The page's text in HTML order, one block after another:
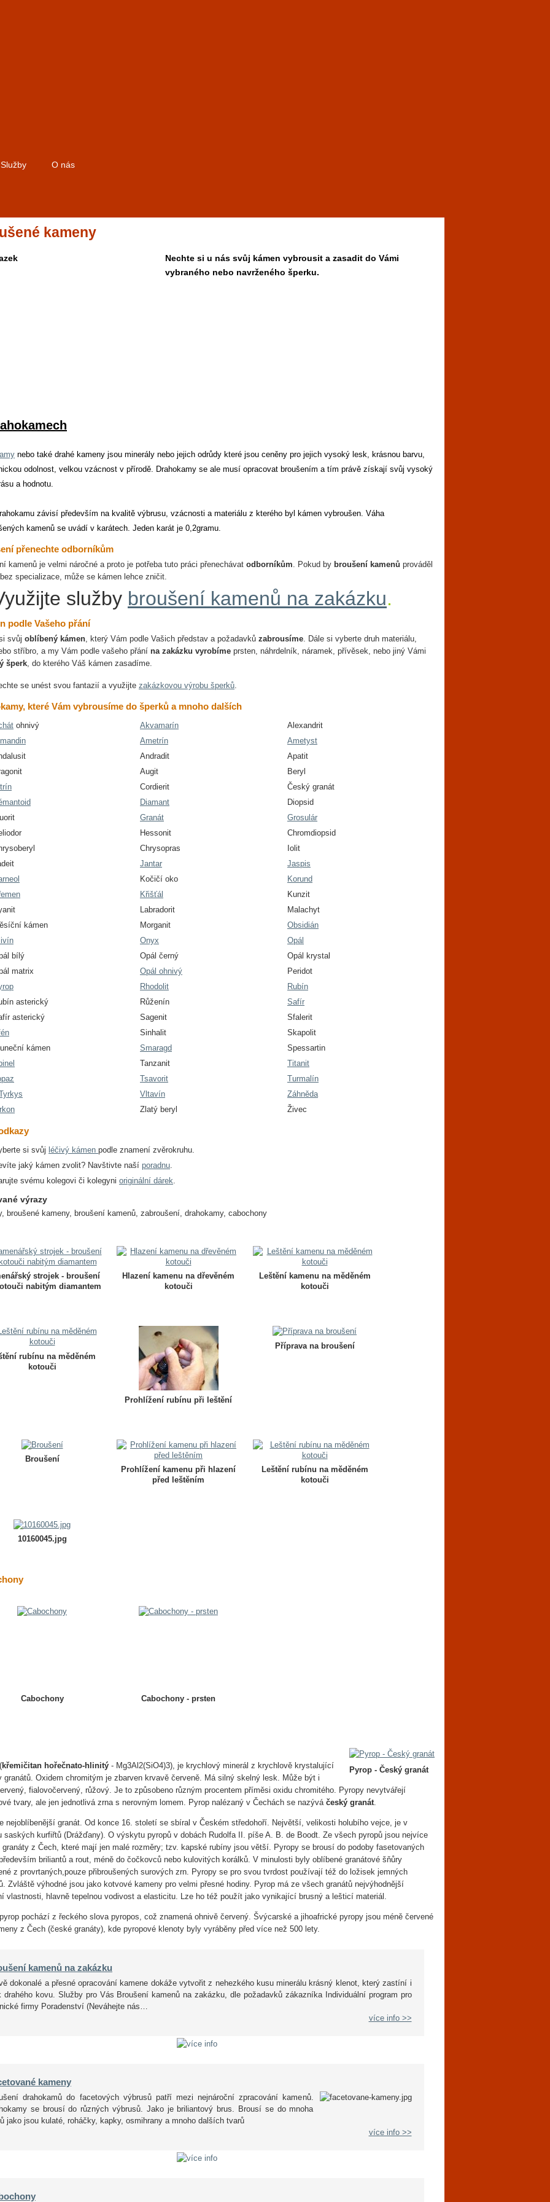
Služby O nás
kameny
Nechte si u nás svůj kámen vybrousit a zasadit do Vámi
vybraného nebo navrženého šperku.
nebo také drahé kameny jsou minerály nebo jejich odrůdy které jsou ceněny pro jejich vysoký lesk, krásnou barvu,
odolnost, velkou vzácnost v přírodě. Drahokamy se ale musí opracovat broušením a tím právě získají svůj vysoký
a hodnotu.
závisí především na kvalitě výbrusu, vzácnosti a materiálu z kterého byl kámen vybroušen. Váha
kamenů se uvádí v karátech. Jeden karát je 0,2gramu.
přenechte odborníkům
kamenů je velmi náročné a proto je potřeba tuto práci přenechávat odborníkům. Pokud by broušení kamenů prováděl
specializace, může se kámen lehce zničit.
služby broušení kamenů na zakázku.
podle Vašeho přání
svůj oblíbený kámen, který Vám podle Vašich představ a požadavků zabrousíme. Dále si vyberte druh materiálu,
stříbro, a my Vám podle vašeho přání na zakázku vyrobíme prsten, náhrdelník, náramek, přívěsek, nebo jiný Vámi
šperk, do kterého Váš kámen zasadíme.
se unést svou fantazií a využijte zakázkovou výrobu šperků.
které Vám vybrousíme do šperků a mnoho dalších
ohnivý Akvamarín
Alexandrit
Ametrín
Ametyst
Andradit
Apatit
Augit
Beryl
Cordierit
Český granát
Diamant
Diopsid
Granát
Grosulár
Hessonit
Chromdiopsid
Chrysopras
Iolit
Jantar
Jaspis
Kočičí oko
Korund
Křišťál
Kunzit
Labradorit
Malachyt
kámen
Morganit
Obsidián
Onyx
Opál
bílý
Opál černý
Opál krystal
matrix
Opál ohnivý
Peridot
Rhodolit
Rubín
asterický
Růženín
Safír
asterický
Sagenit
Sfalerit
Sinhalit
Skapolit
kámen
Smaragd
Spessartin
Tanzanit
Titanit
Tsavorit
Turmalín
Vltavín
Záhněda
Zlatý beryl Živec
si svůj léčivý kámen podle znamení zvěrokruhu.
jaký kámen zvolit? Navštivte naší poradnu
svému kolegovi či kolegyni originální dárek
výrazy
broušené kameny, broušení kamenů, zabroušení, drahokamy, cabochony
strojek - broušení
nabitým diamantem
Hlazení kamenu na dřevěném
kotouči
Leštění kamenu na měděném
kotouči
rubínu na měděném
kotouči
Prohlížení rubínu při leštění
Příprava na broušení
Broušení
Prohlížení kamenu při hlazení
před leštěním
Leštění rubínu na měděném
kotouči
10160045.jpg
Cabochony Cabochony - prsten
Pyrop - Český granát
křemičitan hořečnato-hlinitý - Mg3Al2(SiO4)3), je krychlový minerál z krychlově krystalující
granátů. Oxidem chromitým je zbarven krvavě červeně. Má silný skelný lesk. Může být i
fialovočervený, růžový. Je to způsobeno různým procentem příměsi oxidu chromitého. Pyropy nevytvářejí
tvary, ale jen jednotlivá zrna s nerovným lomem. Pyrop nalézaný v Čechách se nazývá český granát.
nejoblíbenější granát. Od konce 16. století se sbíral v Českém středohoří. Největší, velikosti holubího vejce, je v
saských kurfiřtů (Drážďany). O výskytu pyropů v dobách Rudolfa II. píše A. B. de Boodt. Ze všech pyropů jsou nejvíce
granáty z Čech, které mají jen malé rozměry; tzv. kapské rubíny jsou větší. Pyropy se brousí do podoby fasetovaných
briliantů a rout, méně do čočkovců nebo kulovitých korálků. V minulosti byly oblíbené granátové šňůry
z provrtaných,pouze přibroušených surových zrn. Pyropy se pro svou tvrdost používají též do ložisek jemných
Zvláště výhodné jsou jako kotvové kameny pro velmi přesné hodiny. Pyrop má ze všech granátů nejvýhodnější
vlastnosti, hlavně tepelnou vodivost a elasticitu. Lze ho též použít jako vynikající brusný a lešticí materiál.
pochází z řeckého slova pyropos, což znamená ohnivě červený. Švýcarské a jihoafrické pyropy jsou méně červené
z Čech (české granáty), kde pyropové klenoty byly vyráběny před více než 500 lety.
kamenů na zakázku
dokonalé a přesné opracování kamene dokáže vytvořit z nehezkého kusu minerálu krásný klenot, který zastíní i
drahého kovu. Služby pro Vás Broušení kamenů na zakázku, dle požadavků zákazníka Individuální program pro
firmy Poradenství (Neváhejte nás…
více info >>
kameny
drahokamů do facetových výbrusů patří mezi nejnároční zpracování kamenů.
se brousí do různých výbrusů. Jako je briliantový brus. Brousí se do mnoha
jako jsou kulaté, roháčky, kapky, osmihrany a mnoho dalších tvarů
více info >>